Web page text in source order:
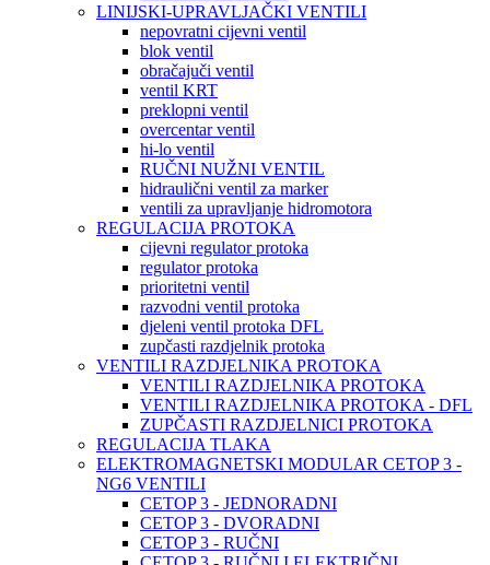
LINIJSKI-UPRAVLJAČKI VENTILI
nepovratni cijevni ventil
blok ventil
obračajuči ventil
ventil KRT
preklopni ventil
overcentar ventil
hi-lo ventil
RUČNI NUŽNI VENTIL
hidraulični ventil za marker
ventili za upravljanje hidromotora
REGULACIJA PROTOKA
cijevni regulator protoka
regulator protoka
prioritetni ventil
razvodni ventil protoka
djeleni ventil protoka DFL
zupčasti razdjelnik protoka
VENTILI RAZDJELNIKA PROTOKA
VENTILI RAZDJELNIKA PROTOKA
VENTILI RAZDJELNIKA PROTOKA - DFL
ZUPČASTI RAZDJELNICI PROTOKA
REGULACIJA TLAKA
ELEKTROMAGNETSKI MODULAR CETOP 3 -
NG6 VENTILI
CETOP 3 - JEDNORADNI
CETOP 3 - DVORADNI
CETOP 3 - RUČNI